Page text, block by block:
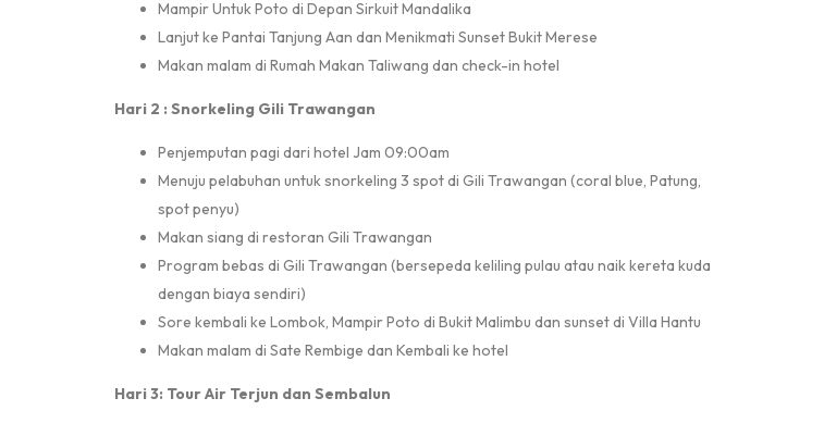
Mampir Untuk Poto di Depan Sirkuit Mandalika
Lanjut ke Pantai Tanjung Aan dan Menikmati Sunset Bukit Merese
Makan malam di Rumah Makan Taliwang dan check-in hotel
Hari 2 : Snorkeling Gili Trawangan
Penjemputan pagi dari hotel Jam 09:00am
Menuju pelabuhan untuk snorkeling 3 spot di Gili Trawangan (coral blue, Patung,
spot penyu)
Makan siang di restoran Gili Trawangan
Program bebas di Gili Trawangan (bersepeda keliling pulau atau naik kereta kuda
dengan biaya sendiri)
Sore kembali ke Lombok, Mampir Poto di Bukit Malimbu dan sunset di Villa Hantu
Makan malam di Sate Rembige dan Kembali ke hotel
Hari 3: Tour Air Terjun dan Sembalun